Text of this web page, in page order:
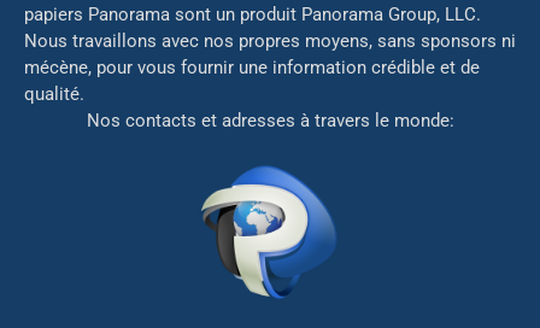
papiers Panorama sont un produit Panorama Group, LLC.
Nous travaillons avec nos propres moyens, sans sponsors ni
mécène, pour vous fournir une information crédible et de
qualité.
Nos contacts et adresses à travers le monde: